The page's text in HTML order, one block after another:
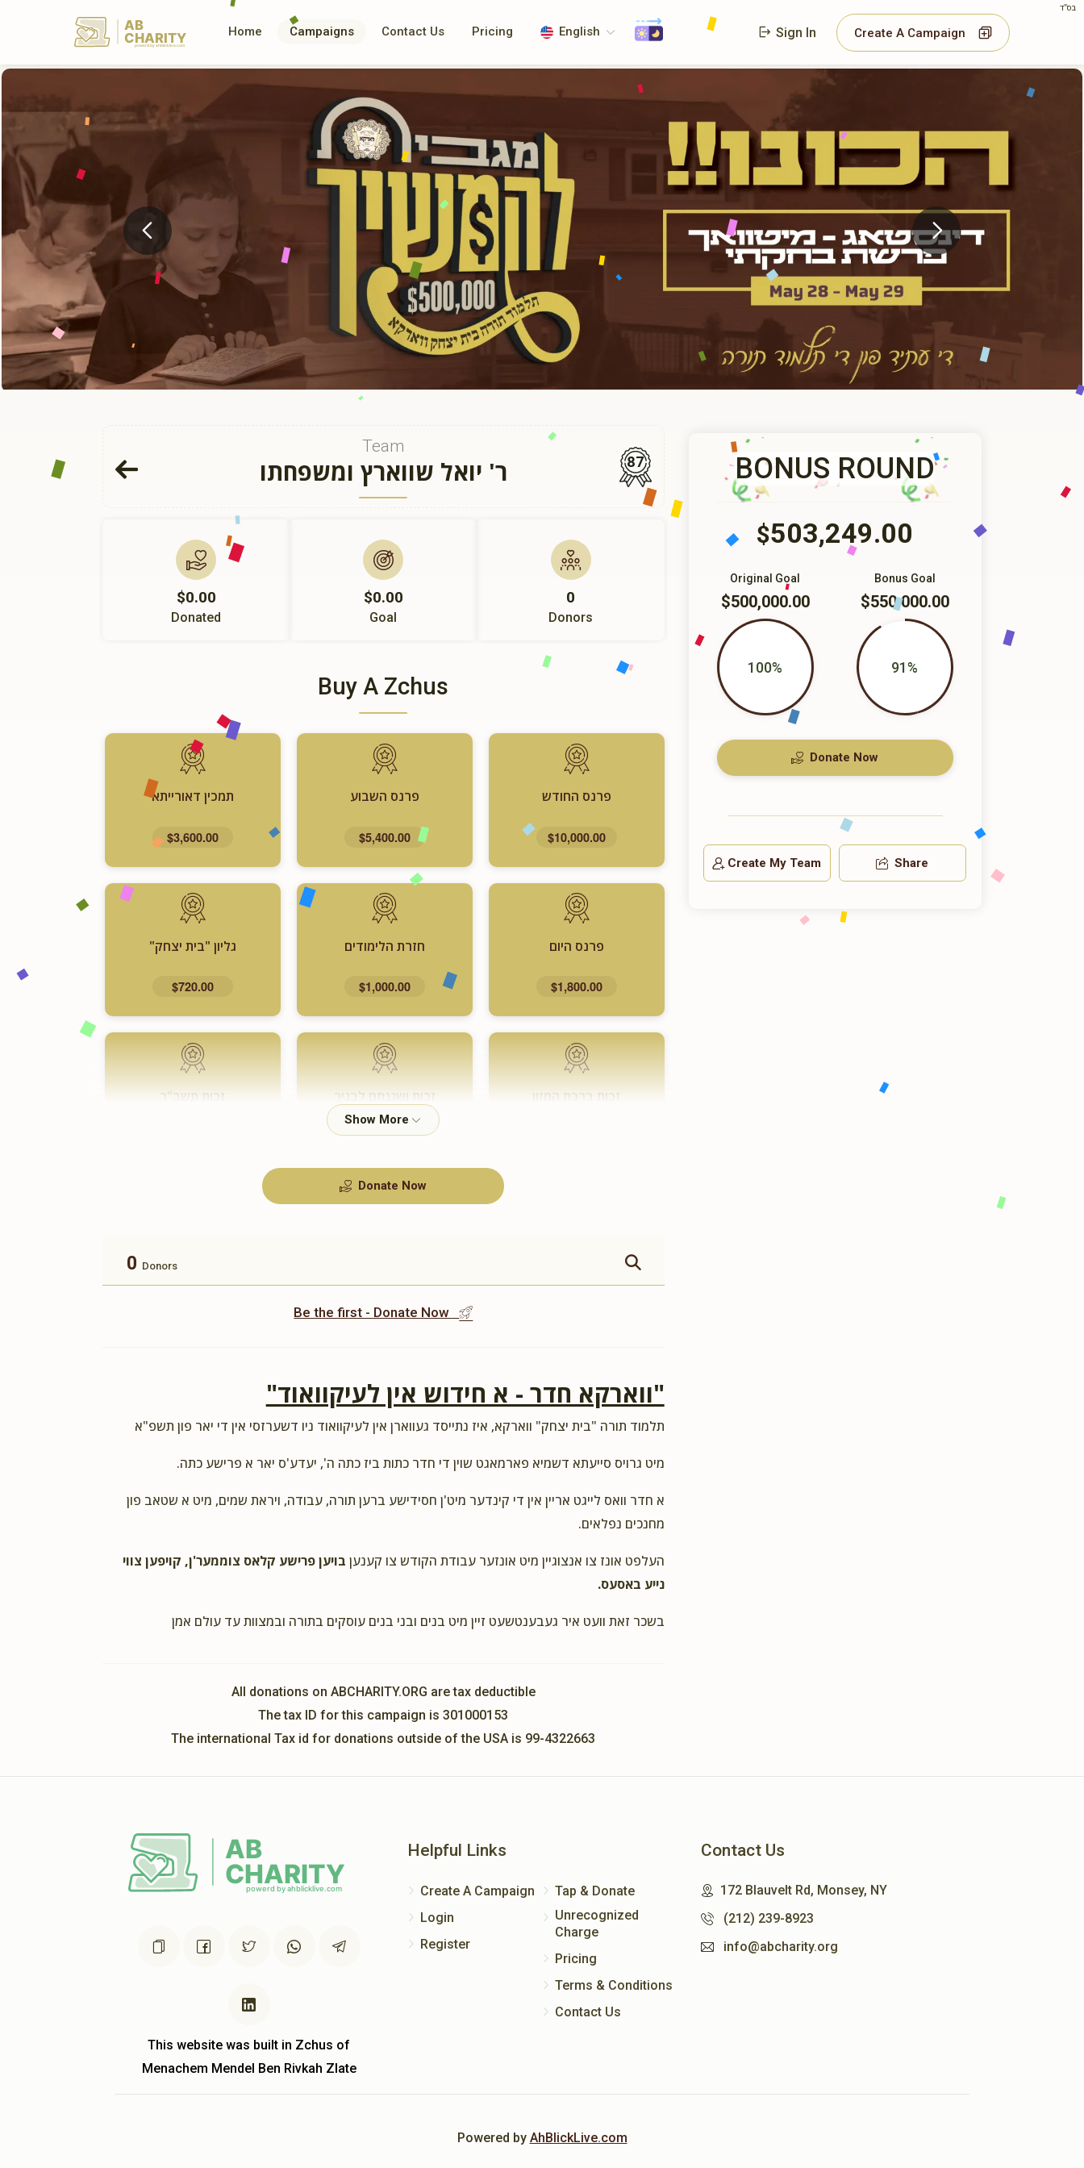
בס"ד
AB
CHARITY
powerd by ahblicklive.com
Home Campaigns Contact Us Pricing English Sign In Create A Campaign
Team
ר' יואל שווארץ ומשפחתו 87
$0.00
Donated
$0.00
Goal
0
Donors
Buy A Zchus
פרנס החודש
$10,000.00
פרנס השבוע
$5,400.00
תמכין דאורייתא
$3,600.00
פרנס היום
$1,800.00
חזרת הלימודים
$1,000.00
גליון "בית יצחק"
$720.00
זכות ברכת המזון זכות ושננתם לבניך
$360.00
זכות תשב"ר
$100.00
Donate Now
0 Donors
Be the first - Donate Now
"ווארקא חדר - א חידוש אין לעיקוואוד"
תלמוד תורה "בית יצחק" ווארקא, איז נתייסד געווארן אין לעיקוואוד ניו דשערזסי אין די יאר פון תשפ"א
מיט גרויס סייעתא דשמיא פארמאגט שוין די חדר כתות ביז כתה ה', יעדע'ס יאר א פרישע כתה.
א חדר וואס לייגט אריין אין די קינדער מיט'ן חסידישע ברען תורה, עבודה, ויראת שמים, מיט א שטאב פון
מחנכים נפלאים.
העלפט אונז צו אנצוגיין מיט אונזער עבודת הקודש צו קענען בויען פרישע קלאס צוממער'ן, קויפען צווי
נייע באסעס.
בשכר זאת וועט איר געבענטשעט זיין מיט בנים ובני בנים עוסקים בתורה ובמצוות עד עולם אמן
All donations on ABCHARITY.ORG are tax deductible
The tax ID for this campaign is 301000153
The international Tax id for donations outside of the USA is 99-4322663
BONUS ROUND
$503,249.00
Bonus Goal
$550,000.00
91%
Original Goal
$500,000.00
100%
Donate Now
Create My Team Share
This website was built in Zchus of
Menachem Mendel Ben Rivkah Zlate
Helpful Links
Create A Campaign
Login
Register
Tap & Donate
Unrecognized
Charge
Pricing
Terms & Conditions
Contact Us
Contact Us
172 Blauvelt Rd, Monsey, NY
(212) 239-8923
info@abcharity.org
Powered by AhBlickLive.com